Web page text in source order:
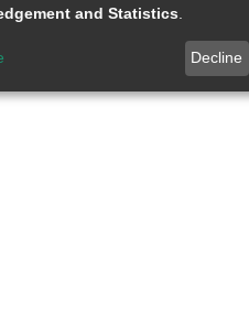
inicial como
en los desarrollos
and Statistics
Decline